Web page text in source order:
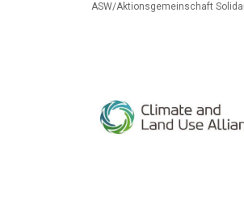
ASW/Aktionsgemeinschaft